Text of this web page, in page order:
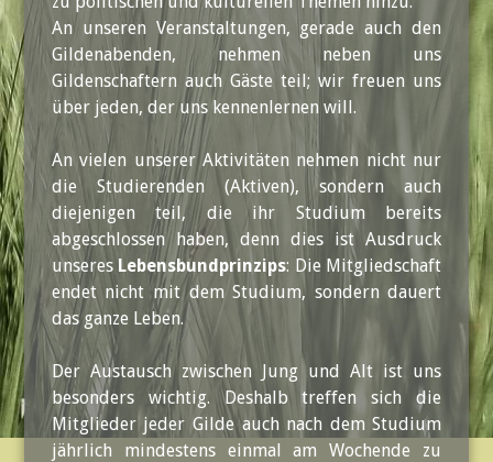
An unseren Veranstaltungen, gerade auch den
Gildenabenden, nehmen neben uns
Gildenschaftern auch Gäste teil; wir freuen uns
über jeden, der uns kennenlernen will.
An vielen unserer Aktivitäten nehmen nicht nur
die Studierenden (Aktiven), sondern auch
diejenigen teil, die ihr Studium bereits
abgeschlossen haben, denn dies ist Ausdruck
unseres Lebensbundprinzips: Die Mitgliedschaft
endet nicht mit dem Studium, sondern dauert
das ganze Leben.
Der Austausch zwischen Jung und Alt ist uns
besonders wichtig. Deshalb treffen sich die
Mitglieder jeder Gilde auch nach dem Studium
jährlich mindestens einmal am Wochende zu